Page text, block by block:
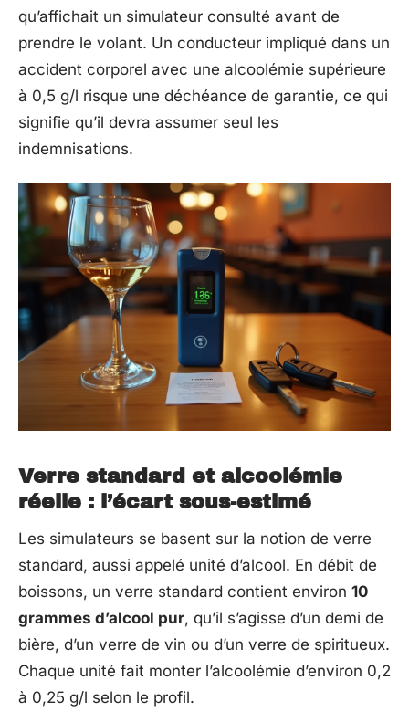
qu’affichait un simulateur consulté avant de
prendre le volant. Un conducteur impliqué dans un
accident corporel avec une alcoolémie supérieure
à 0,5 g/l risque une déchéance de garantie, ce qui
signifie qu’il devra assumer seul les
indemnisations.
Verre standard et alcoolémie
réelle : l’écart sous-estimé
Les simulateurs se basent sur la notion de verre
standard, aussi appelé unité d’alcool. En débit de
boissons, un verre standard contient environ 10
grammes d’alcool pur, qu’il s’agisse d’un demi de
bière, d’un verre de vin ou d’un verre de spiritueux.
Chaque unité fait monter l’alcoolémie d’environ 0,2
à 0,25 g/l selon le profil.